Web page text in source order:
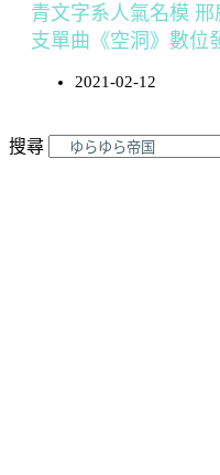
青文字系人氣名模
支單曲《空洞》數位
2021-02-12
搜尋